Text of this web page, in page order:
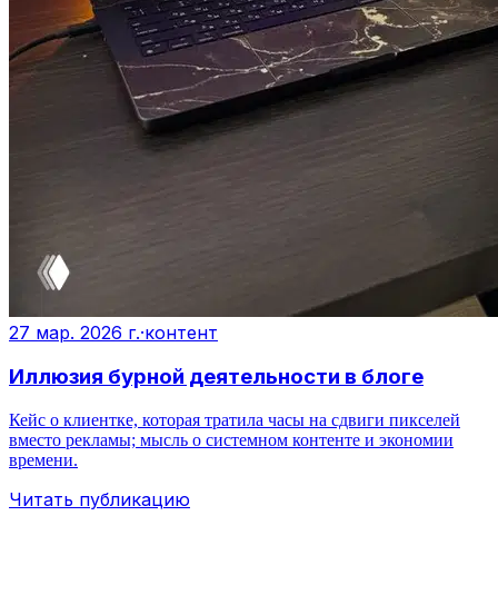
27 мар. 2026 г.·контент
Иллюзия бурной деятельности в блоге
Кейс о клиентке, которая тратила часы на сдвиги пикселей
вместо рекламы; мысль о системном контенте и экономии
времени.
Читать публикацию